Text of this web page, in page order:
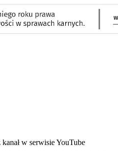
karcie
nowej karciew serwisie YouTube